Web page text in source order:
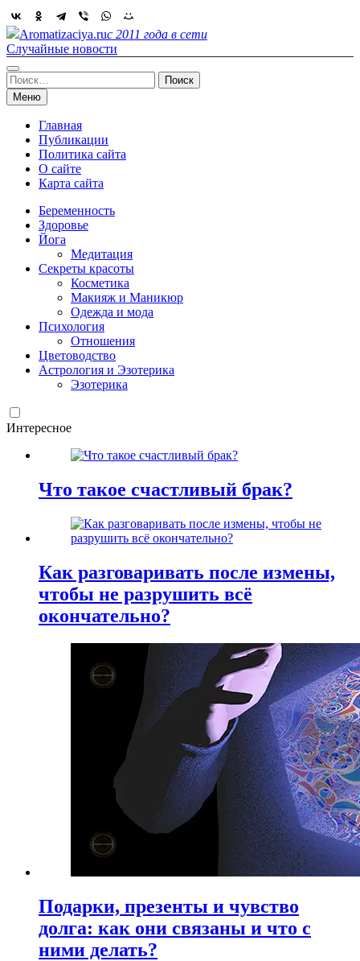
Skip
to
content
Aromatizaciya.ruс 2011 года в сети
Случайные новости
Найти:
Меню
Главная
Публикации
Политика сайта
О сайте
Карта сайта
Беременность
Здоровье
Йога
Медитация
Секреты красоты
Косметика
Макияж и Маникюр
Одежда и мода
Психология
Отношения
Цветоводство
Астрология и Эзотерика
Эзотерика
Интересное
Что такое счастливый брак?
Как разговаривать после измены,
чтобы не разрушить всё
окончательно?
Подарки, презенты и чувство
долга: как они связаны и что с
ними делать?